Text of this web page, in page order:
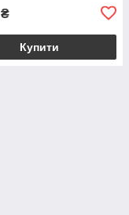
₴
Купити